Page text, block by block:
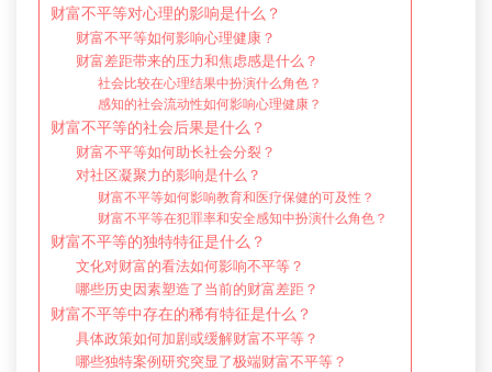
财富不平等对心理的影响是什么？
财富不平等如何影响心理健康？
财富差距带来的压力和焦虑感是什么？
社会比较在心理结果中扮演什么角色？
感知的社会流动性如何影响心理健康？
财富不平等的社会后果是什么？
财富不平等如何助长社会分裂？
对社区凝聚力的影响是什么？
财富不平等如何影响教育和医疗保健的可及性？
财富不平等在犯罪率和安全感知中扮演什么角色？
财富不平等的独特特征是什么？
文化对财富的看法如何影响不平等？
哪些历史因素塑造了当前的财富差距？
财富不平等中存在的稀有特征是什么？
具体政策如何加剧或缓解财富不平等？
哪些独特案例研究突显了极端财富不平等？